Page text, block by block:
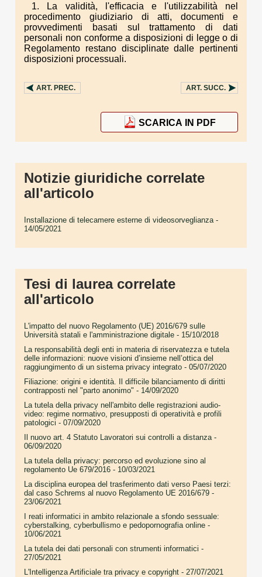
1. La validità, l'efficacia e l'utilizzabilità nel
procedimento giudiziario di atti, documenti e
provvedimenti basati sul trattamento di dati
personali non conforme a disposizioni di legge o di
Regolamento restano disciplinate dalle pertinenti
disposizioni processuali.
ART. PREC. ART. SUCC.
SCARICA IN PDF
Notizie giuridiche correlate
all'articolo
Installazione di telecamere esterne di videosorveglianza -
14/05/2021
Tesi di laurea correlate
all'articolo
L'impatto del nuovo Regolamento (UE) 2016/679 sulle
Università statali e l'amministrazione digitale - 15/10/2018
La responsabilità degli enti in materia di riservatezza e tutela
delle informazioni: nuove visioni d’insieme nell’ottica del
raggiungimento di un sistema privacy integrato - 05/07/2020
Filiazione: origini e identità. Il difficile bilanciamento di diritti
contrapposti nel "parto anonimo" - 14/09/2020
La tutela della privacy nell'ambito delle registrazioni audio-
video: regime normativo, presupposti di operatività e profili
patologici - 07/09/2020
Il nuovo art. 4 Statuto Lavoratori sui controlli a distanza -
06/09/2020
La tutela della privacy: percorso ed evoluzione sino al
regolamento Ue 679/2016 - 10/03/2021
La disciplina europea del trasferimento dati verso Paesi terzi:
dal caso Schrems al nuovo Regolamento UE 2016/679 -
23/06/2021
I reati informatici in ambito relazionale a sfondo sessuale:
cyberstalking, cyberbullismo e pedopornografia online -
10/06/2021
La tutela dei dati personali con strumenti informatici -
27/05/2021
L'Intelligenza Artificiale tra privacy e copyright - 27/07/2021